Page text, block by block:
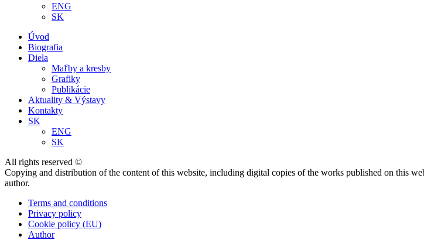
ENG
SK
Úvod
Biografia
Diela
Maľby a kresby
Grafiky
Publikácie
Aktuality & Výstavy
Kontakty
SK
ENG
SK
All rights reserved ©
Copying and distribution of the content of this website, including digital copies of the works published on this
author.
Terms and conditions
Privacy policy
Cookie policy (EU)
Author